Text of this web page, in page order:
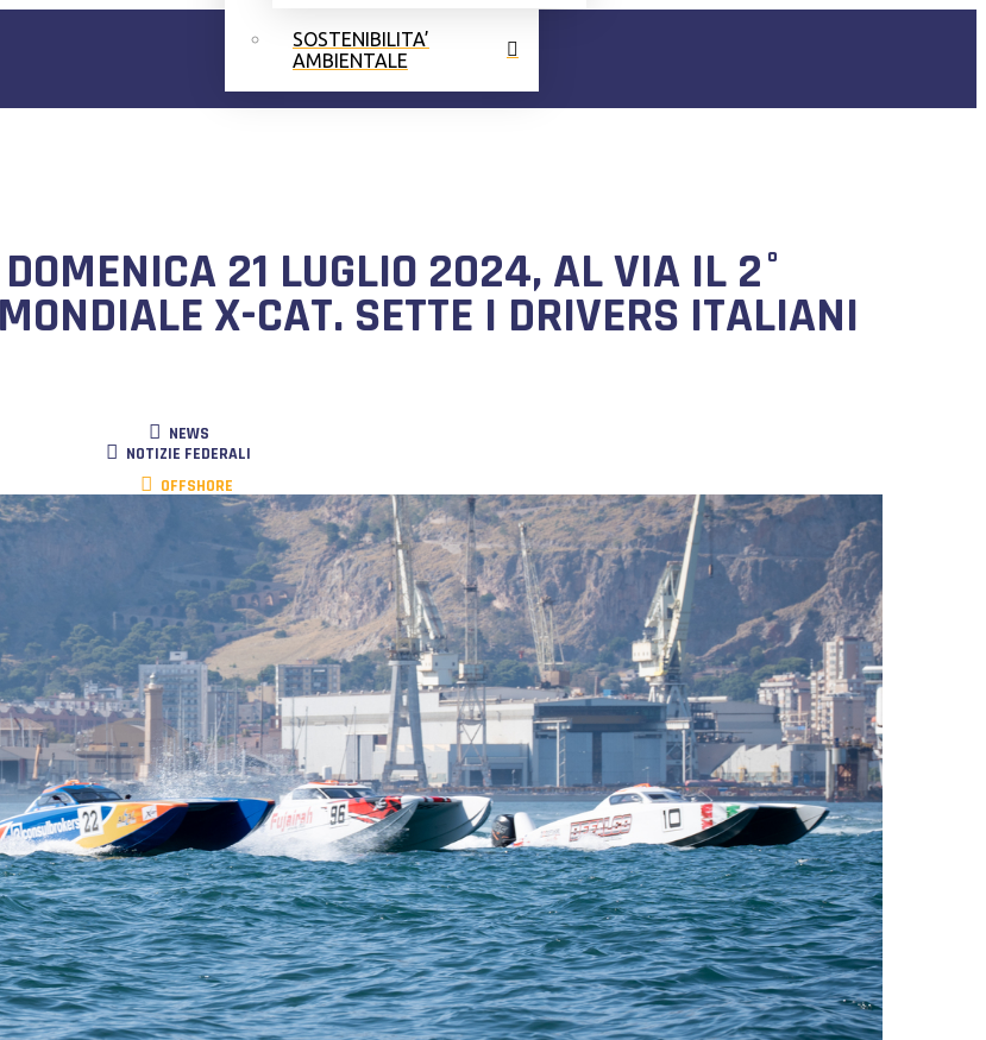
SOSTENIBILITA’
AMBIENTALE
21 LUGLIO 2024, AL VIA IL 2°
X-CAT. SETTE I DRIVERS ITALIANI
NEWS
NOTIZIE FEDERALI
OFFSHORE